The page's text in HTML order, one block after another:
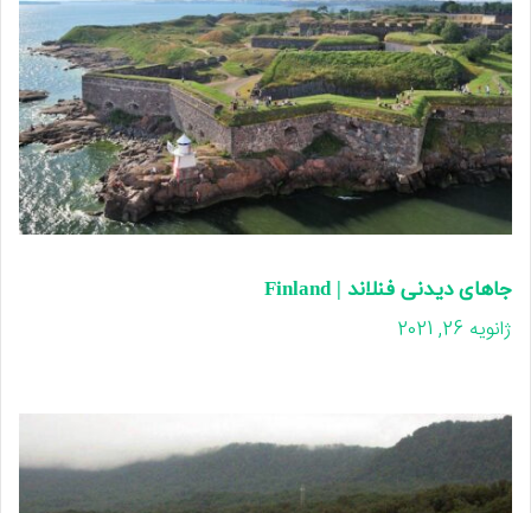
جاهای دیدنی فنلاند | Finland
ژانویه 26, 2021